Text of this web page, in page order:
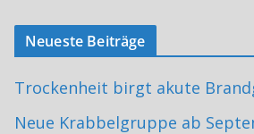
Neueste Beiträge
Trockenheit birgt akute
Neue Krabbelgruppe ab